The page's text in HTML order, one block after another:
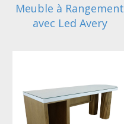
Meuble à Rangement
avec Led Avery